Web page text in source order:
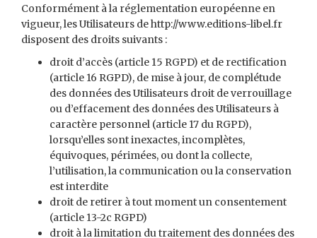
Conformément à la réglementation européenne en
vigueur, les Utilisateurs de http://www.editions-libel.fr
disposent des droits suivants :
droit d’accès (article 15 RGPD) et de rectification
(article 16 RGPD), de mise à jour, de complétude
des données des Utilisateurs droit de verrouillage
ou d’effacement des données des Utilisateurs à
caractère personnel (article 17 du RGPD),
lorsqu’elles sont inexactes, incomplètes,
équivoques, périmées, ou dont la collecte,
l’utilisation, la communication ou la conservation
est interdite
droit de retirer à tout moment un consentement
(article 13-2c RGPD)
droit à la limitation du traitement des données des